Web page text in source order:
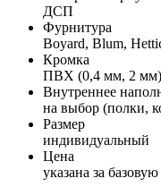
ДСП
Фурнитура
Boyard, Blum,
Кромка
ПВХ (0,4 мм, 2 мм)
Внутреннее
на выбор (полки,
Размер
индивидуальный
Цена
указана за